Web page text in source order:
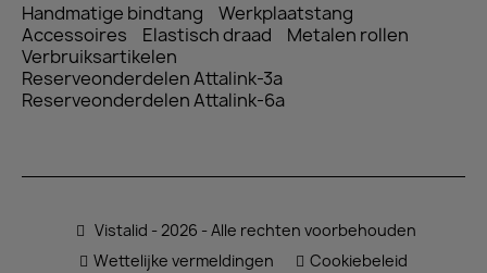
Handmatige bindtang
Werkplaatstang
Accessoires
Elastisch draad
Metalen rollen
Verbruiksartikelen
Reserveonderdelen Attalink-3a
Reserveonderdelen Attalink-6a
Vistalid - 2026 - Alle rechten voorbehouden
Wettelijke vermeldingen
Cookiebeleid